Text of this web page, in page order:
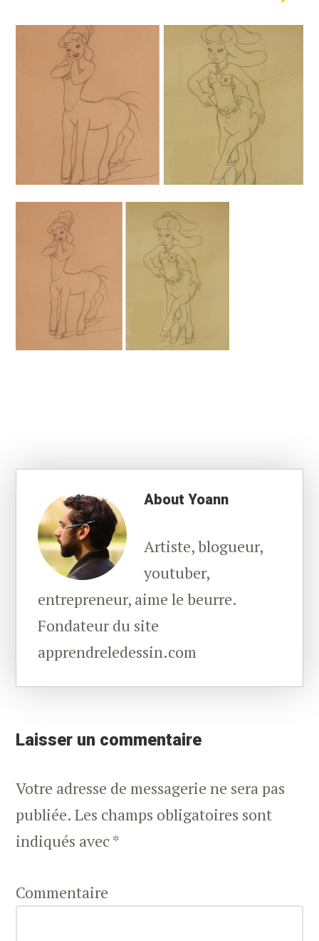
AboutYoann
Artiste, blogueur,
youtuber,
entrepreneur, aime le beurre.
Fondateur du site
apprendreledessin.com
Interactions
Laisser un commentaire
Votre adresse de messagerie ne sera pas
publiée. Les champs obligatoires sont
indiqués avec*
Commentaire